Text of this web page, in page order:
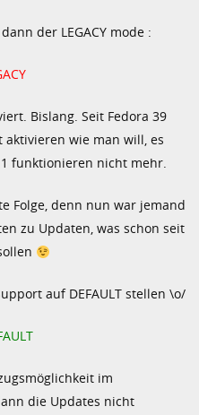
der LEGACY mode :
Bislang. Seit Fedora 39
aktivieren wie man will, es
funktionieren nicht mehr.
Folge, denn nun war jemand
zu Updaten, was schon seit
auf DEFAULT stellen \o/
im
die Updates nicht